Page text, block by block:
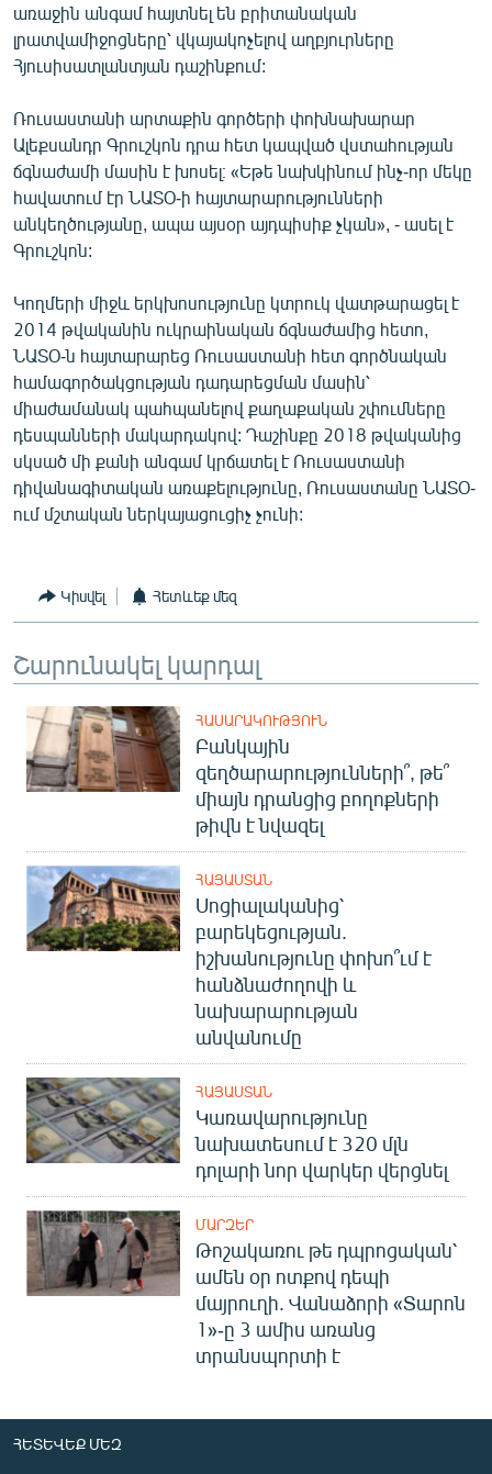
English
Русский
ՀԵՏԵՎԵՔ ՄԵԶ
«Ազատության» բոլոր կայքերը
առաջին անգամ հայտնել են բրիտանական
լրատվամիջոցները՝ վկայակոչելով աղբյուրները
Հյուսիսատլանտյան դաշինքում:
Ռուսաստանի արտաքին գործերի փոխնախարար
Ալեքսանդր Գրուշկոն դրա հետ կապված վստահության
ճգնաժամի մասին է խոսել։ «Եթե նախկինում ինչ-որ մեկը
հավատում էր ՆԱՏՕ-ի հայտարարությունների
անկեղծությանը, ապա այսօր այդպիսիք չկան», - ասել է
Գրուշկոն:
Կողմերի միջև երկխոսությունը կտրուկ վատթարացել է
2014 թվականին ուկրաինական ճգնաժամից հետո,
ՆԱՏՕ-ն հայտարարեց Ռուսաստանի հետ գործնական
համագործակցության դադարեցման մասին՝
միաժամանակ պահպանելով քաղաքական շփումները
դեսպանների մակարդակով: Դաշինքը 2018 թվականից
սկսած մի քանի անգամ կրճատել է Ռուսաստանի
դիվանագիտական առաքելությունը, Ռուսաստանը ՆԱՏՕ-
ում մշտական ներկայացուցիչ չունի:
Կիսվել Հետևեք մեզ
Շարունակել կարդալ
ՀԱՍԱՐԱԿՈՒԹՅՈՒՆ
Բանկային
զեղծարարությունների՞, թե՞
միայն դրանցից բողոքների
թիվն է նվազել
ՀԱՅԱՍՏԱՆ
Սոցիալականից՝
բարեկեցության.
իշխանությունը փոխո՞ւմ է
հանձնաժողովի և
նախարարության
անվանումը
ՀԱՅԱՍՏԱՆ
Կառավարությունը
նախատեսում է 320 մլն
դոլարի նոր վարկեր վերցնել
ՄԱՐԶԵՐ
Թոշակառու թե դպրոցական՝
ամեն օր ոտքով դեպի
մայրուղի. Վանաձորի «Տարոն
1»-ը 3 ամիս առանց
տրանսպորտի է
ՀԵՏԵՎԵՔ ՄԵԶ